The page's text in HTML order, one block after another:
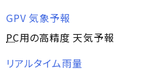
GPV 気象予報
PC用の高精度 天気予報
リアルタイム雨量